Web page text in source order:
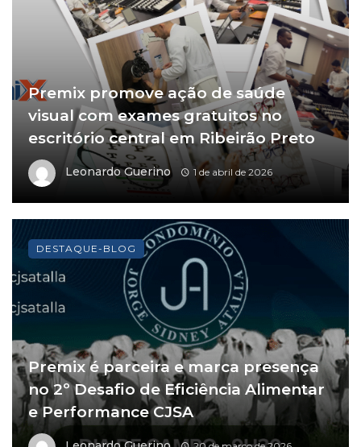
Premix promove ação de saúde
visual com exames gratuitos no
escritório central em Ribeirão Preto
Leonardo Guerino 1 de abril de 2026
Premix é parceira e marca presença
no 2º Desafio de Eficiência Alimentar
e Performance CJSA
DESTAQUE-BLOG